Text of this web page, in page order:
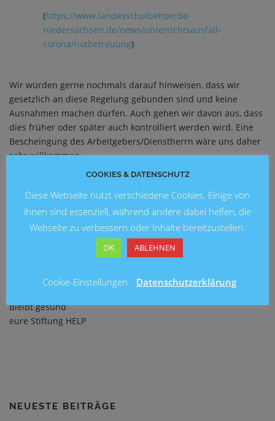
(https://www.landesschulbehoerde-
niedersachsen.de/news/unterrichtsausfall-
corona/notbetreuung)
Wir würden gerne nochmals darauf hinweisen, dass wir
gesetzlich an diese Regelung gebunden sind und keine
Ausnahmen machen dürfen. Auch gehen wir davon aus, dass
dies früher oder später auch kontrolliert werden wird. Eine
Bescheingung des Arbeitgebers/Dienstherrn wäre uns daher
sehr willkommen.
Bezüglich der Osterferien und einer eventuellen
Notbetreuung können wir euch heute noch nichts
endgültiges sagen und bitten euch, noch ein wenig Geduld zu
haben. Montag werden wir euch hierzu auf Facebook, der
Website und per Mail informieren.
Vielen Dank für euer Verständnis,
Bleibt gesund
eure Stiftung HELP
NEUESTE BEITRÄGE
COOKIES & DATENSCHUTZ
Diese Webseite nutzt verschiedene Cookies. Einige von
ihnen sind essenziell, während andere dabei helfen, die
Webseite zu verbessern oder Inhalte bereitzustellen.
OK ABLEHNEN
Cookie-Einstellungen Datenschutzerklärung